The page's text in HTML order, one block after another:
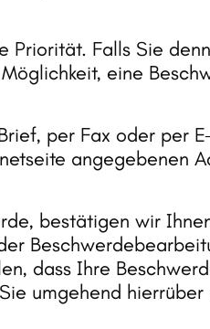
Priorität. Falls Sie
Möglichkeit, eine
per Fax oder per
angegebenen
bestätigen wir
dass Ihre
Sie umgehend hierrüber